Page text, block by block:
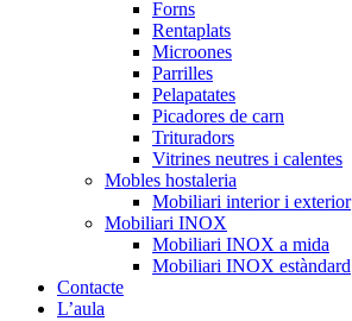
Forns
Rentaplats
Microones
Parrilles
Pelapatates
Picadores de carn
Trituradors
Vitrines neutres i calentes
Mobles hostaleria
Mobiliari interior i exterior
Mobiliari INOX
Mobiliari INOX a mida
Mobiliari INOX estàndard
Contacte
L’aula